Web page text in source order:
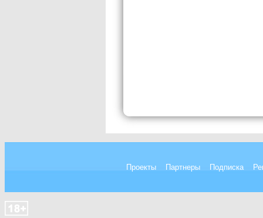
Проекты Партнеры Подписка